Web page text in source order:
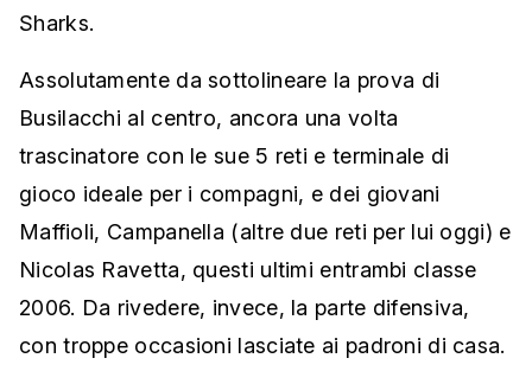
Sharks.
Assolutamente da sottolineare la prova di
Busilacchi al centro, ancora una volta
trascinatore con le sue 5 reti e terminale di
gioco ideale per i compagni, e dei giovani
Maffioli, Campanella (altre due reti per lui oggi) e
Nicolas Ravetta, questi ultimi entrambi classe
2006. Da rivedere, invece, la parte difensiva,
con troppe occasioni lasciate ai padroni di casa.